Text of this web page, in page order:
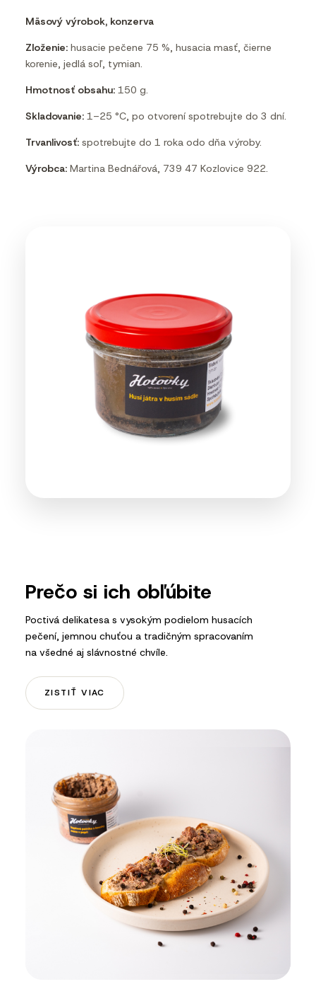
Mäsový výrobok, konzerva
Zloženie: husacie pečene 75 %, husacia masť, čierne
korenie, jedlá soľ, tymian.
Hmotnosť obsahu: 150 g.
Skladovanie: 1–25 °C, po otvorení spotrebujte do 3 dní.
Trvanlivosť: spotrebujte do 1 roka odo dňa výroby.
Výrobca: Martina Bednářová, 739 47 Kozlovice 922.
Prečo si ich obľúbite
Poctivá delikatesa s vysokým podielom husacích
pečení, jemnou chuťou a tradičným spracovaním
na všedné aj slávnostné chvíle.
ZISTIŤ VIAC